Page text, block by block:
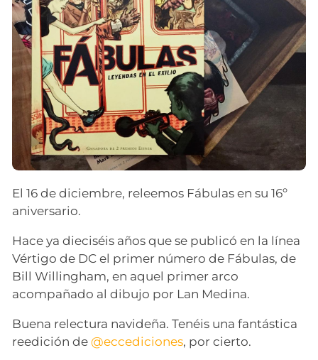
El 16 de diciembre, releemos Fábulas en su 16º
aniversario.
Hace ya dieciséis años que se publicó en la línea
Vértigo de DC el primer número de Fábulas, de
Bill Willingham, en aquel primer arco
acompañado al dibujo por Lan Medina.
Buena relectura navideña. Tenéis una fantástica
reedición de @eccediciones, por cierto.